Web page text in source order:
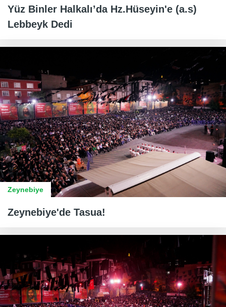
Yüz Binler Halkalı’da Hz.Hüseyin'e (a.s)
Lebbeyk Dedi
Zeynebiye
Zeynebiye'de Tasua!